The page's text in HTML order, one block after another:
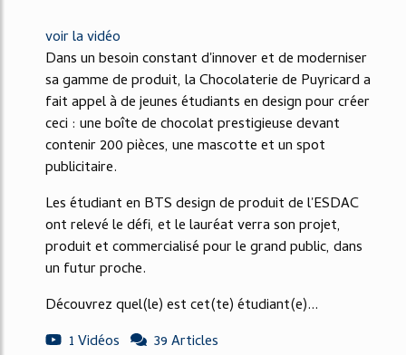
voir la vidéo
Dans un besoin constant d'innover et de moderniser
sa gamme de produit, la Chocolaterie de Puyricard a
fait appel à de jeunes étudiants en design pour créer
ceci : une boîte de chocolat prestigieuse devant
contenir 200 pièces, une mascotte et un spot
publicitaire.
Les étudiant en BTS design de produit de l'ESDAC
ont relevé le défi, et le lauréat verra son projet,
produit et commercialisé pour le grand public, dans
un futur proche.
Découvrez quel(le) est cet(te) étudiant(e)...
1 Vidéos
39 Articles